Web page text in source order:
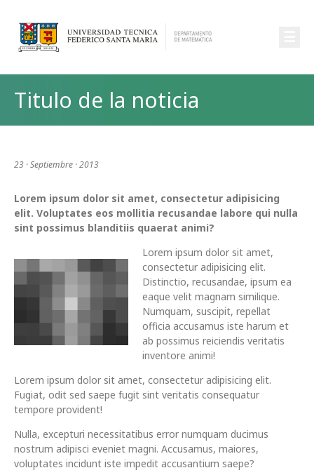
Titulo de la noticia
23 · Septiembre · 2013
Lorem ipsum dolor sit amet, consectetur adipisicing
elit. Voluptates eos mollitia recusandae labore qui nulla
sint possimus blanditiis quaerat animi?
Lorem ipsum dolor sit amet,
consectetur adipisicing elit.
Distinctio, recusandae, ipsum ea
eaque velit magnam similique.
Numquam, suscipit, repellat
officia accusamus iste harum et
ab possimus reiciendis veritatis
inventore animi!
Lorem ipsum dolor sit amet, consectetur adipisicing elit.
Fugiat, odit sed saepe fugit sint veritatis consequatur
tempore provident!
Nulla, excepturi necessitatibus error numquam ducimus
nostrum adipisci eveniet magni. Accusamus, maiores,
voluptates incidunt iste impedit accusantium saepe?